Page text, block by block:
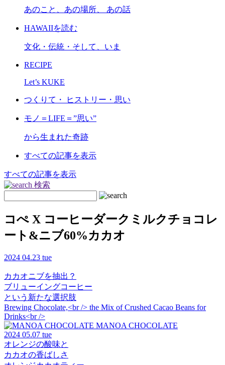
あのこと、あの場所、 あの話
HAWAIIを読む
文化・伝統・そして、いま
RECIPE
Let’s KUKE
つくりて・ ヒストリー・思い
モノ＝LIFE＝”思い”
から生まれた奇跡
すべての記事を表示
すべての記事を表示
検索
コぺ X コーヒーダークミルクチョコレ
ート&ニブ60%カカオ
2024 04.23 tue
カカオニブを抽出？
ブリューイングコーヒー
という新たな選択肢
Brewing Chocolate,<br /> the Mix of Crushed Cacao Beans for
Drinks<br />
MANOA CHOCOLATE
2024 05.07 tue
オレンジの酸味と
カカオの香ばしさ